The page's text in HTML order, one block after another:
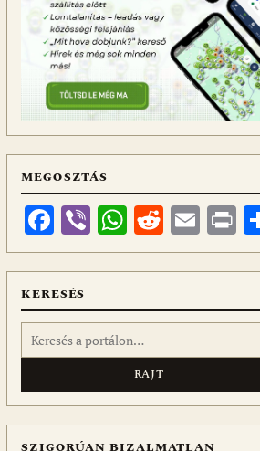
MEGOSZTÁS
Facebook
Viber Reddit
KERESÉS
Keresés: